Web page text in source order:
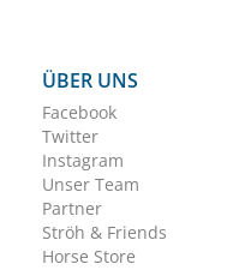
ÜBER UNS
Facebook
Twitter
Instagram
Unser Team
Partner
Ströh & Friends
Horse Store